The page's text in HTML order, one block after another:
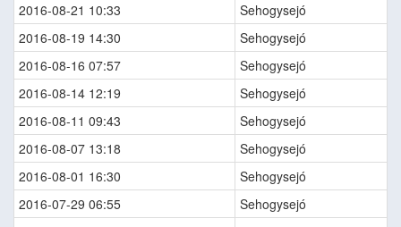
2016-08-21 10:33
Sehogysejó
2016-08-19 14:30
Sehogysejó
2016-08-16 07:57
Sehogysejó
2016-08-14 12:19
Sehogysejó
2016-08-11 09:43
Sehogysejó
2016-08-07 13:18
Sehogysejó
2016-08-01 16:30
Sehogysejó
2016-07-29 06:55
Sehogysejó